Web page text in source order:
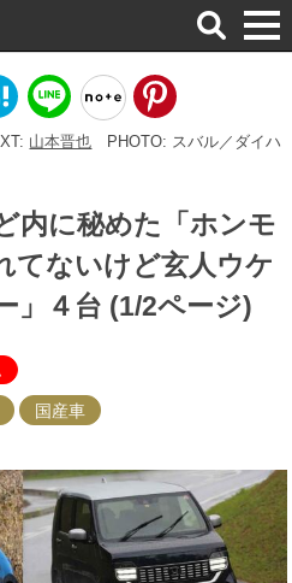
検
索
山本晋也
PHOTO: スバル／ダイハ
内に秘めた「ホンモ
ないけど玄人ウケ
」４台 (1/2ページ)
国産車